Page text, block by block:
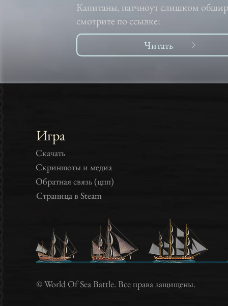
Капитаны, патчноут слишком
смотрите по ссылке:
Читать
Игры онлайн, игры про корабли, игры про пиратов, играть
игры пираты, игры про пиратов, играть в
Клиентские игры, онлайн-игры,
Игра
Скачать
Скриншоты и медиа
Обратная связь (цпп)
Страница в Steam
© World Of Sea Battle. Все права защищены.